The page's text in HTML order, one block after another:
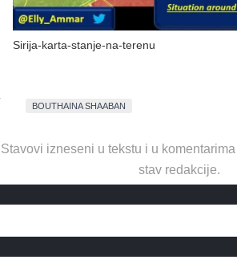
Sirija-karta-stanje-na-terenu
BOUTHAINA SHAABAN
Stavovi izneseni u tekstu i u
stav redakcije.